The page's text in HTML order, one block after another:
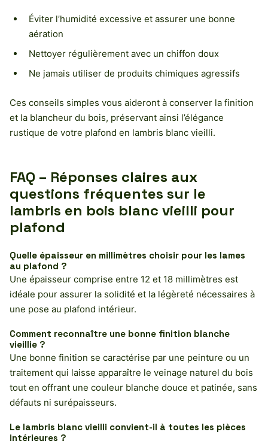
Éviter l’humidité excessive et assurer une bonne
aération
Nettoyer régulièrement avec un chiffon doux
Ne jamais utiliser de produits chimiques agressifs
Ces conseils simples vous aideront à conserver la finition
et la blancheur du bois, préservant ainsi l’élégance
rustique de votre plafond en lambris blanc vieilli.
FAQ – Réponses claires aux
questions fréquentes sur le
lambris en bois blanc vieilli pour
plafond
Quelle épaisseur en millimètres choisir pour les lames
au plafond ?
Une épaisseur comprise entre 12 et 18 millimètres est
idéale pour assurer la solidité et la légèreté nécessaires à
une pose au plafond intérieur.
Comment reconnaître une bonne finition blanche
vieillie ?
Une bonne finition se caractérise par une peinture ou un
traitement qui laisse apparaître le veinage naturel du bois
tout en offrant une couleur blanche douce et patinée, sans
défauts ni surépaisseurs.
Le lambris blanc vieilli convient-il à toutes les pièces
intérieures ?